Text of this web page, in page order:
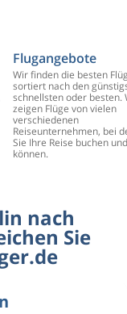
Flugangebote
Wir finden die besten
sortiert nach den
schnellsten oder besten.
zeigen Flüge von vielen
verschiedenen
Reiseunternehmen, bei
Sie Ihre Reise buchen
können.
nach
Sie